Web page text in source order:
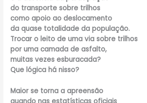
do transporte sobre trilhos
como apoio ao deslocamento
da quase totalidade da população.
Trocar o leito de uma via sobre trilhos
por uma camada de asfalto,
muitas vezes esburacada?
Que lógica há nisso?
Maior se torna a apreensão